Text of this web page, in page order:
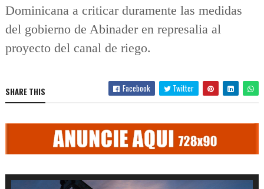
Dominicana a criticar duramente las medidas
del gobierno de Abinader en represalia al
proyecto del canal de riego.
SHARE THIS Facebook Twitter